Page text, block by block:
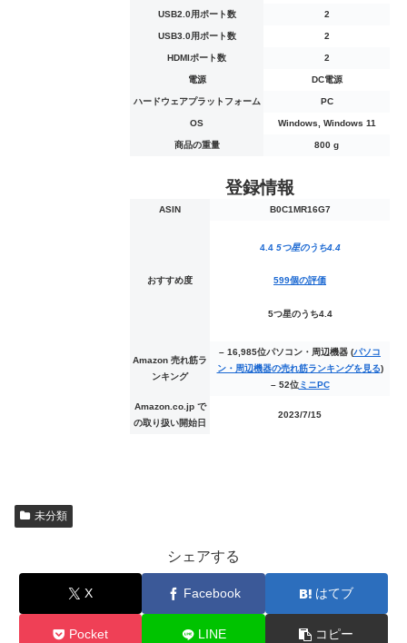
USB2.0用ポート数 ‎2
USB3.0用ポート数 ‎2
HDMIポート数 ‎2
電源 ‎DC電源
ハードウェアプラットフォーム ‎PC
OS ‎Windows, Windows 11
商品の重量 ‎800 g
登録情報
ASIN B0C1MR16G7
おすすめ度
4.4 5つ星のうち4.4
599個の評価
5つ星のうち4.4
Amazon 売れ筋ラ
ンキング
– 16,985位パソコン・周辺機器 (パソコ
ン・周辺機器の売れ筋ランキングを見る)
– 52位ミニPC
Amazon.co.jp で
の取り扱い開始日
2023/7/15
未分類
シェアする
X Facebook はてブ
Pocket LINE コピー